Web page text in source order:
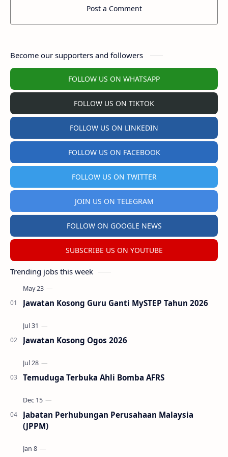
Post a Comment
Become our supporters and followers
FOLLOW US ON WHATSAPP
FOLLOW US ON TIKTOK
FOLLOW US ON LINKEDIN
FOLLOW US ON FACEBOOK
FOLLOW US ON TWITTER
JOIN US ON TELEGRAM
FOLLOW ON GOOGLE NEWS
SUBSCRIBE US ON YOUTUBE
Trending jobs this week
Jawatan Kosong Guru Ganti MySTEP Tahun 2026
Jawatan Kosong Ogos 2026
Temuduga Terbuka Ahli Bomba AFRS
Jabatan Perhubungan Perusahaan Malaysia
(JPPM)